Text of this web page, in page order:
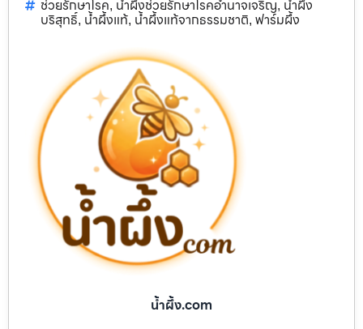
ช่วยรักษาโรค, น้ำผึ้งช่วยรักษาโรคอำนาจเจริญ, น้ำผึ้ง
บริสุทธิ์, น้ำผึ้งแท้, น้ำผึ้งแท้จากธรรมชาติ, ฟาร์มผึ้ง
น้ำผึ้ง.com